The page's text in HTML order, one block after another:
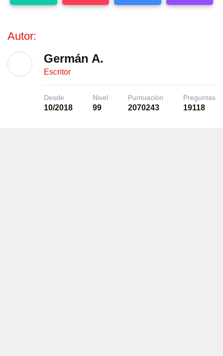
Autor:
Germán A.
Escritor
Desde
10/2018
Nivel
99
Puntuación
2070243
Preguntas
19118